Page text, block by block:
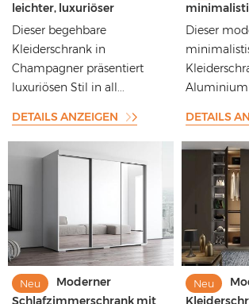
leichter, luxuriöser
begehbarer Kleiderschrank
mit Champagner-Glastüren
mit Aluminiumrahmen
Dieser begehbare
Kleiderschrank in
Champagner präsentiert
luxuriösen Stil in all...
DETAILS ANZEIGEN
mit
Dieser
DETAILS
Neu
Moderner
Schlafzimmerschrank mit
Neu